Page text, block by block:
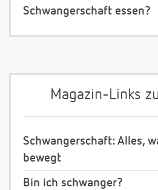
Schwangerschaft essen?
Magazin-Links
Schwangerschaft: Alles,
bewegt
Bin ich schwanger?